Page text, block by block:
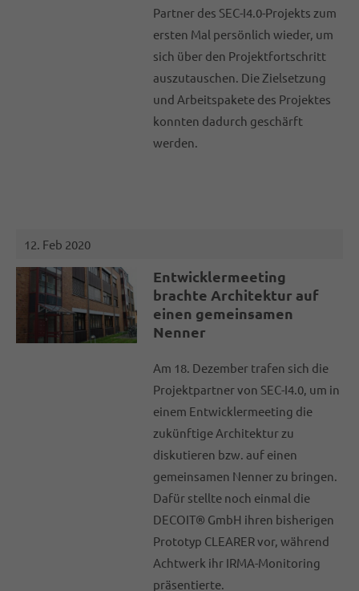
Partner des SEC-I4.0-Projekts zum
ersten Mal persönlich wieder, um
sich über den Projektfortschritt
auszutauschen. Die Zielsetzung
und Arbeitspakete des Projektes
konnten dadurch geschärft
werden.
12. Feb 2020
Entwicklermeeting
brachte Architektur auf
einen gemeinsamen
Nenner
Am 18. Dezember trafen sich die
Projektpartner von SEC-I4.0, um in
einem Entwicklermeeting die
zukünftige Architektur zu
diskutieren bzw. auf einen
gemeinsamen Nenner zu bringen.
Dafür stellte noch einmal die
DECOIT® GmbH ihren bisherigen
Prototyp CLEARER vor, während
Achtwerk ihr IRMA-Monitoring
präsentierte.